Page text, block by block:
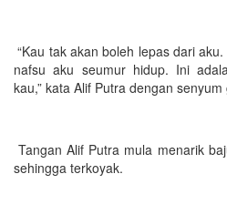
“Kau tak akan boleh lepas dari
nafsu aku seumur hidup. Ini
kau,” kata Alif Putra dengan
Tangan Alif Putra mula menarik
sehingga terkoyak.